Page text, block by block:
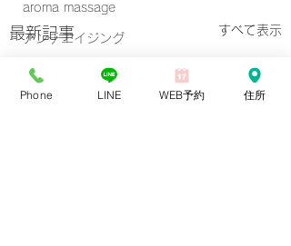
aroma massage
アンチエイジング
風邪
Iymphatic massage
最新記事 すべて表示
Phone LINE WEB予約 住所